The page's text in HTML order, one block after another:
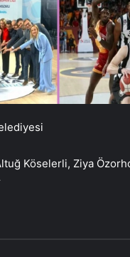
Köselerli, Ziya